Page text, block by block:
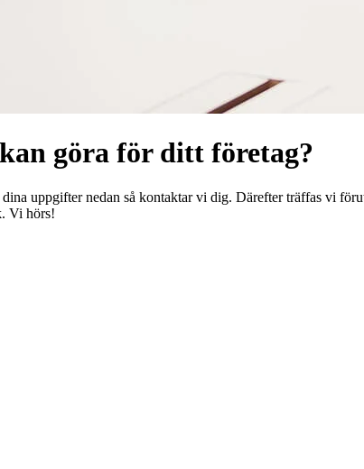
göra för ditt företag?
uppgifter nedan så kontaktar vi dig. Därefter träffas vi
Vi hörs!